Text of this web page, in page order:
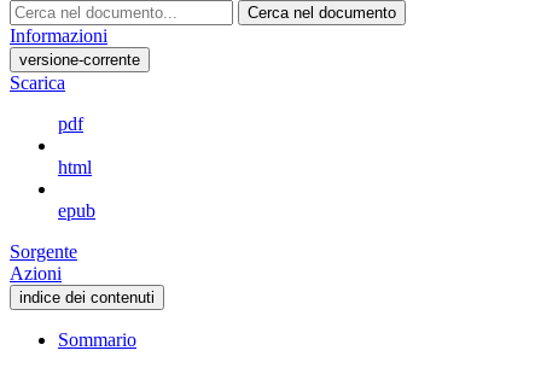
Cerca nel documento
Informazioni
versione-corrente
Scarica
pdf
html
epub
Sorgente
Azioni
indice dei contenuti
Sommario